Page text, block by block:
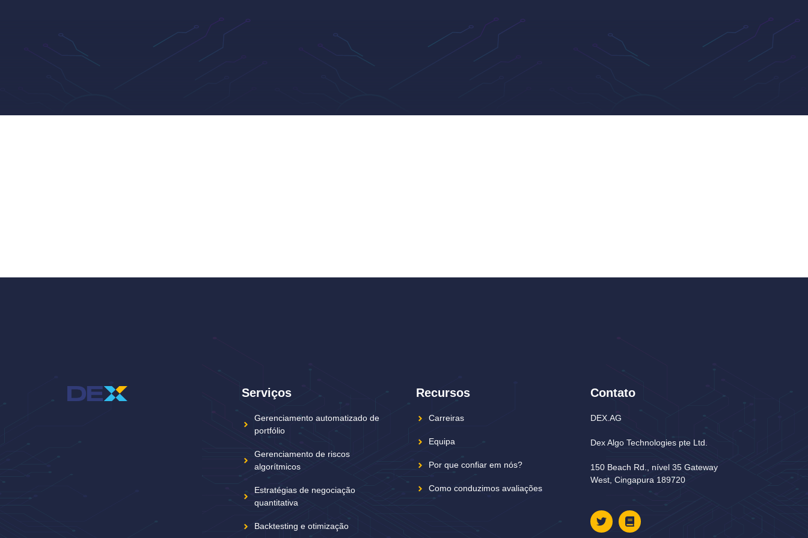
Serviços
Gerenciamento automatizado de
portfólio
Gerenciamento de riscos
algorítmicos
Estratégias de negociação
quantitativa
Backtesting e otimização
Recursos
Carreiras
Equipa
Por que confiar em nós?
Como conduzimos avaliações
Contato
DEX.AG
Dex Algo Technologies pte Ltd.
150 Beach Rd., nível 35 Gateway
West, Cingapura 189720